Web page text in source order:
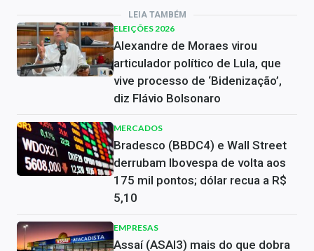
MSFT34
Occidental
Petroleum
OXYP34 10%
USSX34 10,50%
Walmart WALM34 10%
LEIA TAMBÉM
ELEIÇÕES 2026
Alexandre de Moraes virou
articulador político de Lula, que
vive processo de ‘Bidenização’,
diz Flávio Bolsonaro
MERCADOS
Bradesco (BBDC4) e Wall Street
derrubam Ibovespa de volta aos
175 mil pontos; dólar recua a R$
5,10
EMPRESAS
Assaí (ASAI3) mais do que dobra